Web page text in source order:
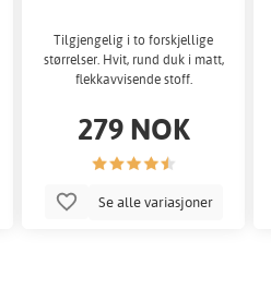
Tilgjengelig i to forskjellige
størrelser. Hvit, rund duk i matt,
flekkavvisende stoff.
279 NOK
Se alle variasjoner